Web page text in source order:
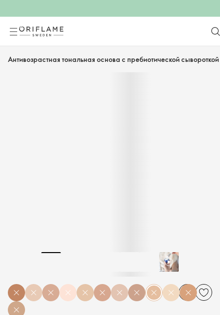
Антивозрастная тональная основа с пребиотической